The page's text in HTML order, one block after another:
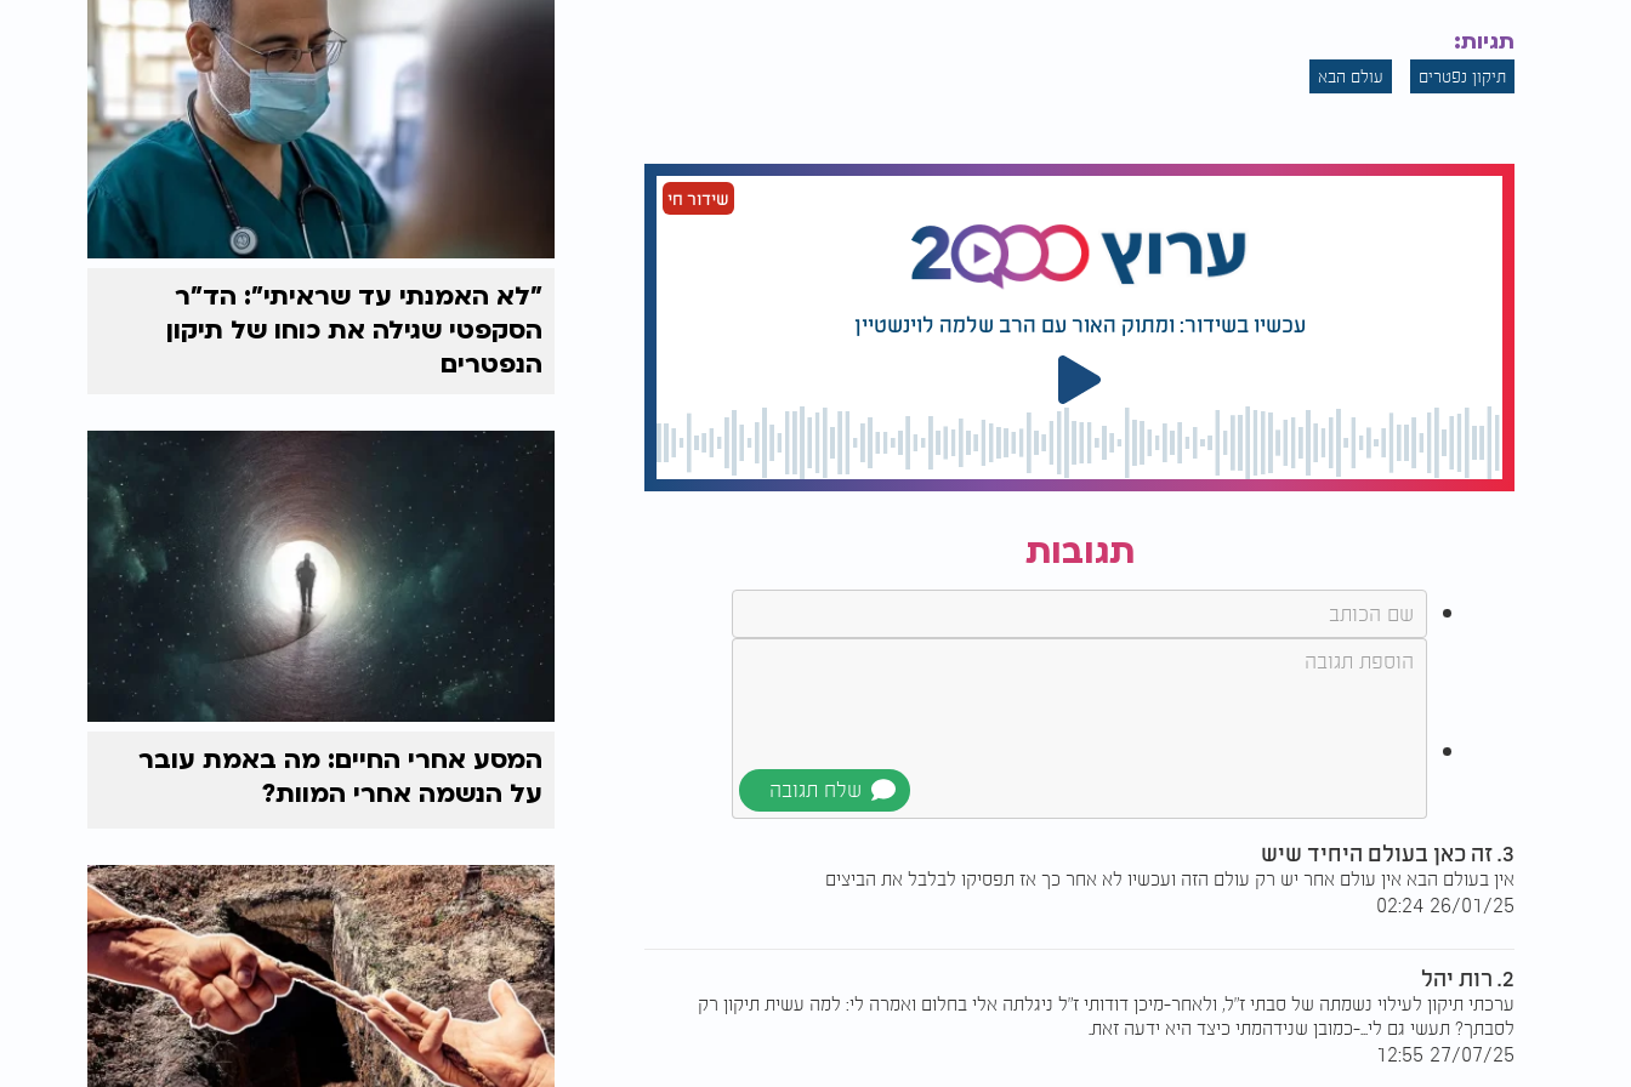
תגיות:
תיקון נפטרים עולם הבא
שידור חי
עכשיו בשידור: ומתוק האור עם הרב שלמה לוינשטיין
תגובות
3. זה כאן בעולם היחיד שיש
אין בעולם הבא אין עולם אחר יש רק עולם הזה ועכשיו לא אחר כך אז תפסיקו לבלבל את הביצים
26/01/25 02:24
2. רות יהל
ערכתי תיקון לעילוי נשמתה של סבתי ז"ל, ולאחר-מיכן דודותי ז"ל ניגלתה אלי בחלום ואמרה לי: למה עשית תיקון רק
לסבתך? תעשי גם לי...-כמובן שנידהמתי כיצד היא ידעה זאת.
27/07/25 12:55
"לא האמנתי עד שראיתי": הד"ר
הסקפטי שגילה את כוחו של תיקון
הנפטרים
המסע אחרי החיים: מה באמת עובר
על הנשמה אחרי המוות?